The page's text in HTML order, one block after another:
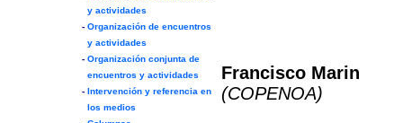
Francisco Marin
(COPENOA)